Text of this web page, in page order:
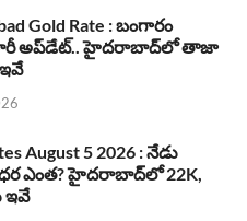
Gold Rate : బంగారం
అప్‌డేట్.. హైదరాబాద్‌లో తాజా
ఇవే
August 5 2026 : నేడు
ఎంత? హైదరాబాద్‌లో 22K,
ఇవే